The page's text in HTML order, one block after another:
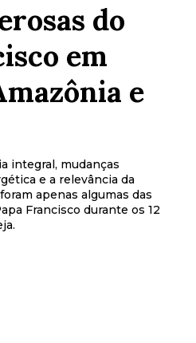
do
em
e
integral, mudanças
e a relevância da
apenas algumas das
Francisco durante os 12